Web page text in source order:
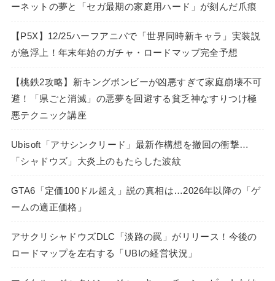
ーネットの夢と「セガ最期の家庭用ハード」が刻んだ爪痕
【P5X】12/25ハーフアニバで「世界同時新キャラ」実装説
が急浮上！年末年始のガチャ・ロードマップ完全予想
【桃鉄2攻略】新キングボンビーが凶悪すぎて家庭崩壊不可
避！「県ごと消滅」の悪夢を回避する貧乏神なすりつけ極
悪テクニック講座
Ubisoft「アサシンクリード」最新作構想を撤回の衝撃…
「シャドウズ」大炎上のもたらした波紋
GTA6「定価100ドル超え」説の真相は…2026年以降の「ゲ
ームの適正価格」
アサクリシャドウズDLC「淡路の罠」がリリース！今後の
ロードマップを左右する「UBIの経営状況」